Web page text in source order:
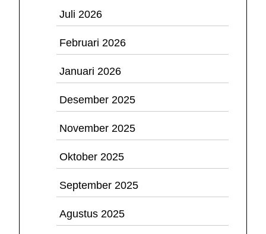
Juli 2026
Februari 2026
Januari 2026
Desember 2025
November 2025
Oktober 2025
September 2025
Agustus 2025